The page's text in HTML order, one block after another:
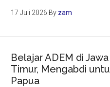
17 Juli 2026 By zam
Belajar ADEM di Jawa
Timur, Mengabdi
Papua